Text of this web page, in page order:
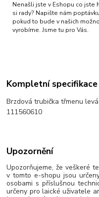
Nenašli jste v Eshopu co
si rady? Napište nám
pokud to bude v našich
vyrobíme. Jsme tu pro Vás.
Kompletní specifikace
Brzdová trubička třmenu
111560610
Upozornění
Upozorňujeme, že veškeré
v tomto e-shopu jsou
osobami s příslušnou
určeny pro laické uživatele